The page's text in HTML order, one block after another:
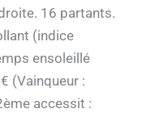
16 partants.
(indice
ensoleillé
(Vainqueur :
accessit :